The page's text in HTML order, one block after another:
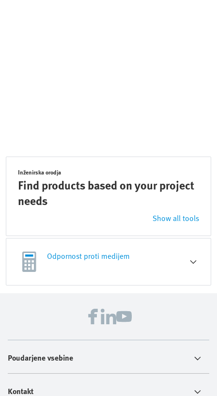
Inženirska orodja
Find products based on your project
needs
Show all tools
Odpornost proti medijem
Poudarjene vsebine
Kontakt